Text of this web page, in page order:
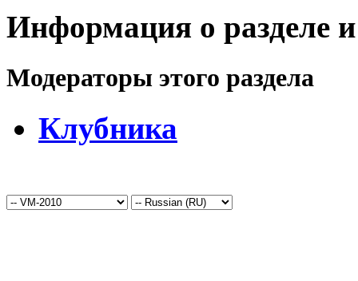
Информация о разделе
Модераторы этого раздела
Клубника